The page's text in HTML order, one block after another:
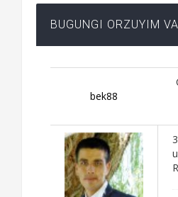
BUGUNGI ORZUYIM
bek88